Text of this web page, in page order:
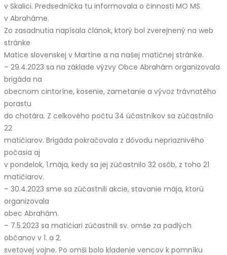
v Skalici. Predsedníčka tu informovala o činnosti MO MS
v Abraháme.
Zo zasadnutia napísala článok, ktorý bol zverejnený na web
stránke
Matice slovenskej v Martine a na našej matičnej stránke.
– 29.4.2023 sa na základe výzvy Obce Abrahám organizovala
brigáda na
obecnom cintoríne, kosenie, zametanie a vývoz trávnatého
porastu
do chotára. Z celkového počtu 34 účastníkov sa zúčastnilo
22
matičiarov. Brigáda pokračovala z dôvodu nepriaznivého
počasia aj
v pondelok, 1.mája, kedy sa jej zúčastnilo 32 osôb, z toho 21
matičiarov.
– 30.4.2023 sme sa zúčastnili akcie, stavanie mája, ktorú
organizovala
obec Abrahám.
– 7.5.2023 sa matičiari zúčastnili sv. omše za padlých
občanov v 1. a 2.
svetovej vojne. Po omši bolo kladenie vencov k pomníku